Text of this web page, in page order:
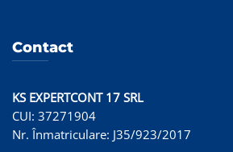
Contact
KS EXPERTCONT 17 SRL
CUI: 37271904
Nr. Înmatriculare: J35/923/2017